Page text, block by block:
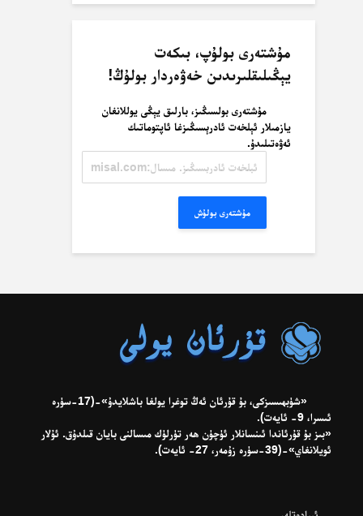
مۇشتەرى بولۇپ، بىكەت
يېڭىلىقلىرىدىن خەۋەردار بولۇڭ!
مۇشتەرى بولسىڭىز، بارلىق يېڭى يوللانغان
يازمىلار ئېلخەت ئادرېسىڭىزغا ئاپتوماتىك
ئەۋەتىلىدۇ.
ئادرېسىڭىز.
مۇشتەرى بولۇش
«شۈبھىسىزكى، بۇ قۇرئان ئەڭ توغرا يولغا باشلايدۇ»-(17-سۈرە
ئىسرا، 9- ئايەت).
«بىز بۇ قۇرئاندا ئىنسانلار ئۈچۈن ھەر تۈرلۈك مىسالنى بايان قىلدۇق. ئۇلار
ئويلانغاي»-(39-سۈرە زۇمەر، 27- ئايەت).